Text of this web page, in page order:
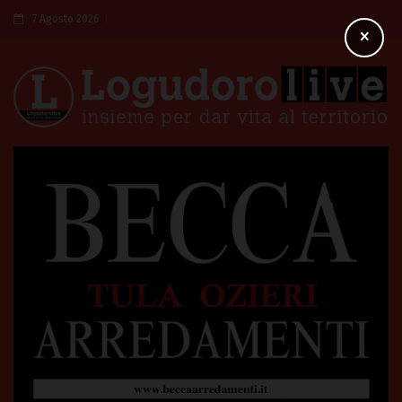
7 Agosto 2026
×